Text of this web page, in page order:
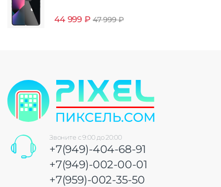
44 999 ₽ 47 999₽
Звоните с 9:00 до 20:00
+7(949)-404-68-91
+7(949)-002-00-01
+7(959)-002-35-50